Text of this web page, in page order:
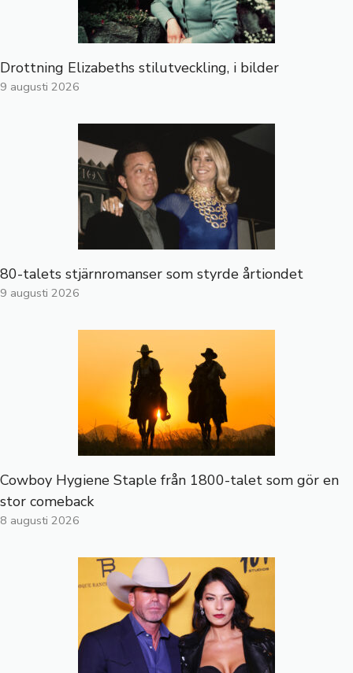
Drottning Elizabeths stilutveckling, i bilder
9 augusti 2026
80-talets stjärnromanser som styrde årtiondet
9 augusti 2026
Cowboy Hygiene Staple från 1800-talet som gör en
stor comeback
8 augusti 2026